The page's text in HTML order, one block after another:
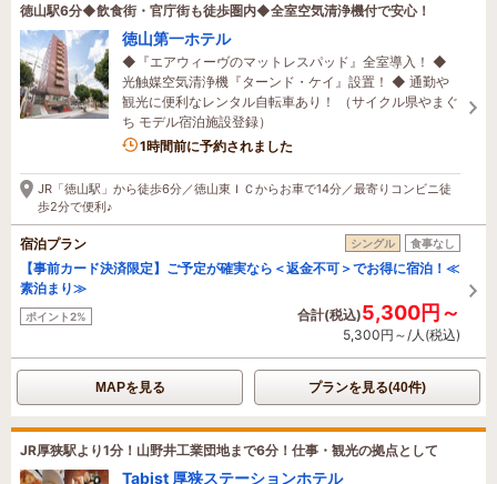
徳山駅6分◆飲食街・官庁街も徒歩圏内◆全室空気清浄機付で安心！
徳山第一ホテル
◆『エアウィーヴのマットレスパッド』全室導入！ ◆
光触媒空気清浄機『ターンド・ケイ』設置！ ◆ 通勤や
観光に便利なレンタル自転車あり！ （サイクル県やまぐ
ち モデル宿泊施設登録）
1時間前に予約されました
JR「徳山駅」から徒歩6分／徳山東ＩＣからお車で14分／最寄りコンビニ徒
歩2分で便利♪
宿泊プラン シングル 食事なし
【事前カード決済限定】ご予定が確実なら＜返金不可＞でお得に宿泊！≪
素泊まり≫
ポイント2% 合計(税込)5,300円～
5,300円～/人(税込)
MAPを見る プランを見る(40件)
JR厚狭駅より1分！山野井工業団地まで6分！仕事・観光の拠点として
Tabist 厚狭ステーションホテル